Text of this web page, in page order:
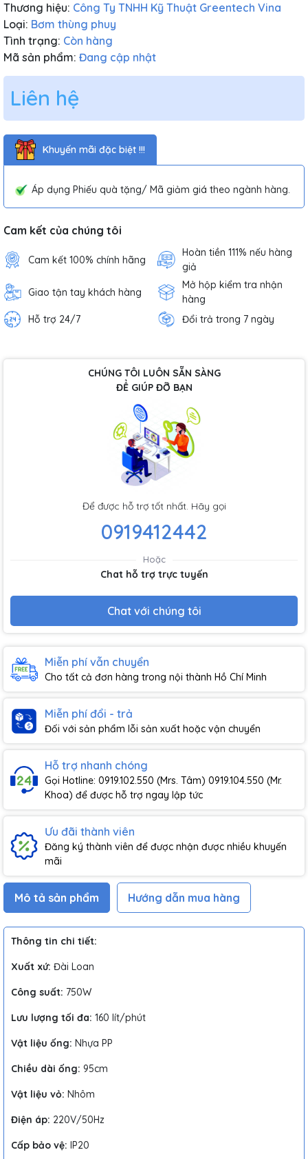
Thương hiệu: Công Ty TNHH Kỹ Thuật Greentech Vina
Loại: Bơm thùng phuy
Tình trạng: Còn hàng
Mã sản phẩm: Đang cập nhật
Liên hệ
Khuyến mãi đặc biệt !!!
Áp dụng Phiếu quà tặng/ Mã giảm giá theo ngành hàng.
Cam kết của chúng tôi
Cam kết 100% chính hãng
Hoàn tiền 111% nếu hàng
giả
Giao tận tay khách hàng
Mở hộp kiểm tra nhận
hàng
Hỗ trợ 24/7
Đổi trả trong 7 ngày
CHÚNG TÔI LUÔN SẴN SÀNG
ĐỂ GIÚP ĐỠ BẠN
Để được hỗ trợ tốt nhất. Hãy gọi
0919412442
Hoặc
Chat hỗ trợ trực tuyến
Chat với chúng tôi
Miễn phí vẫn chuyển
Cho tất cả đơn hàng trong nội thành Hồ Chí Minh
Miễn phí đổi - trả
Đối với sản phẩm lỗi sản xuất hoặc vận chuyển
Hỗ trợ nhanh chóng
Gọi Hotline: 0919.102.550 (Mrs. Tâm) 0919.104.550 (Mr.
Khoa) để được hỗ trợ ngay lập tức
Ưu đãi thành viên
Đăng ký thành viên để được nhận được nhiều khuyến
mãi
Mô tả sản phẩm Hướng dẫn mua hàng
Thông tin chi tiết:
Xuất xứ: Đài Loan
Công suất: 750W
Lưu lượng tối đa: 160 lít/phút
Vật liệu ống: Nhựa PP
Chiều dài ống: 95cm
Vật liệu vỏ: Nhôm
Điện áp: 220V/50Hz
Cấp bảo vệ: IP20